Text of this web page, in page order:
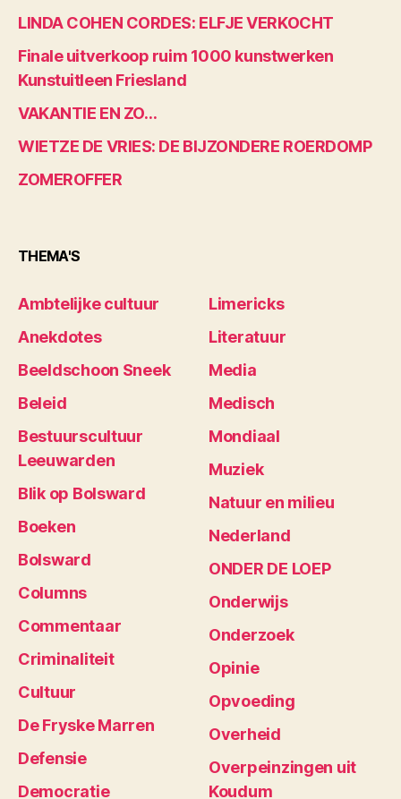
LINDA COHEN CORDES: ELFJE VERKOCHT
Finale uitverkoop ruim 1000 kunstwerken
Kunstuitleen Friesland
VAKANTIE EN ZO…
WIETZE DE VRIES: DE BIJZONDERE ROERDOMP
ZOMEROFFER
THEMA'S
Ambtelijke cultuur
Anekdotes
Beeldschoon Sneek
Beleid
Bestuurscultuur
Leeuwarden
Blik op Bolsward
Boeken
Bolsward
Columns
Commentaar
Criminaliteit
Cultuur
De Fryske Marren
Defensie
Democratie
Limericks
Literatuur
Media
Medisch
Mondiaal
Muziek
Natuur en milieu
Nederland
ONDER DE LOEP
Onderwijs
Onderzoek
Opinie
Opvoeding
Overheid
Overpeinzingen uit
Koudum